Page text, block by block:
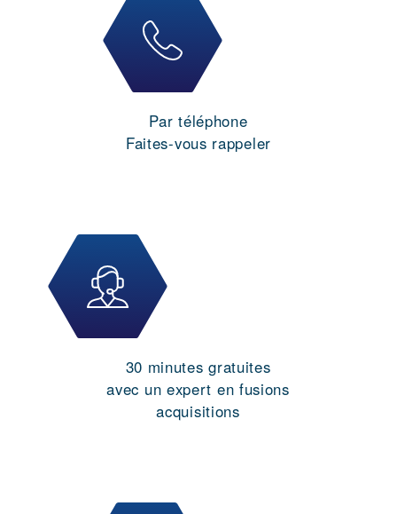
Par téléphone
Faites-vous rappeler
30 minutes gratuites
avec un expert en fusions
acquisitions